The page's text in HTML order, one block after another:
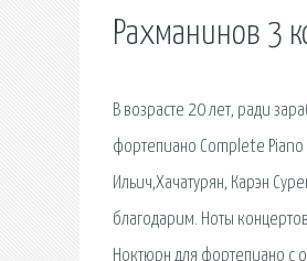
Рахманинов 3
В возрасте 20 лет, ради
фортепиано Complete
Ильич,Хачатурян, Карэн
благодарим. Ноты
Ноктюрн для фортепиано с